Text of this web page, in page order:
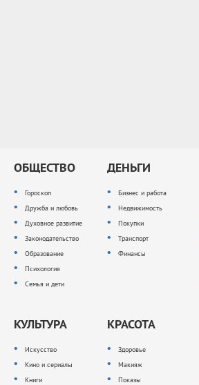
ОБЩЕСТВО
Гороскоп
Дружба и любовь
Духовное развитие
Законодательство
Образование
Психология
Семья и дети
ДЕНЬГИ
Бизнес и работа
Недвижимость
Покупки
Транспорт
Финансы
КУЛЬТУРА
Искусство
Кино и сериалы
Книги
КРАСОТА
Здоровье
Макияж
Показы